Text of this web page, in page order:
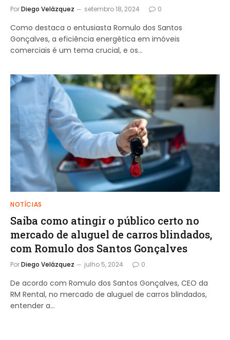
PorDiego Velázquez setembro 18, 2024 0
Como destaca o entusiasta Romulo dos Santos
Gonçalves, a eficiência energética em imóveis
comerciais é um tema crucial, e os…
NOTÍCIAS
Saiba como atingir o público certo no
mercado de aluguel de carros blindados,
com Romulo dos Santos Gonçalves
PorDiego Velázquez julho 5, 2024 0
De acordo com Romulo dos Santos Gonçalves, CEO da
RM Rental, no mercado de aluguel de carros blindados,
entender a…